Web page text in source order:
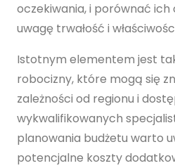
oczekiwania, i porównać
uwagę trwałość i
Istotnym elementem jest
robocizny, które mogą się
zależności od regionu i
wykwalifikowanych
planowania budżetu warto
potencjalne koszty